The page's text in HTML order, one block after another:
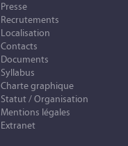
Presse
Recrutements
Localisation
Contacts
Documents
Syllabus
Charte graphique
Statut / Organisation
Mentions légales
Extranet